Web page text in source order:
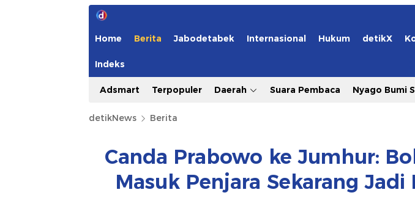
Home Berita Jabodetabek Internasional Hukum detikX
Indeks
Adsmart Terpopuler Daerah Suara Pembaca Nyago Bumi
detikNews Berita
Canda Prabowo ke Jumhur:
Masuk Penjara Sekarang Jadi